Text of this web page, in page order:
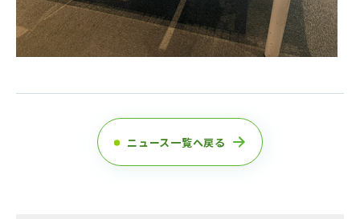
ニュース一覧へ戻る